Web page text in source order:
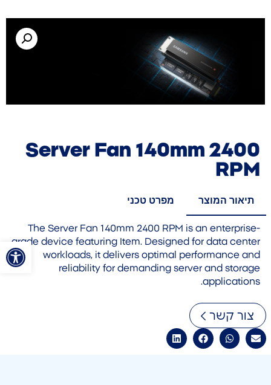
פתח
Server Fan 140mm 2400
RPM
תיאור המוצר מפרט טכני
The Server Fan 140mm 2400 RPM is an enterprise-
grade device featuring Item. Designed for data center
workloads, it delivers optimal performance and
reliability for demanding server and storage
applications.
צור קשר